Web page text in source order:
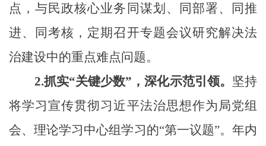
点，与民政核心业务同谋划、同部署、同推
进、同考核，定期召开专题会议研究解决法
治建设中的重点难点问题。
2.抓实“关键少数”，深化示范引领。 坚持
将学习宣传贯彻习近平法治思想作为局党组
会、理论学习中心组学习的“第一议题”。年内